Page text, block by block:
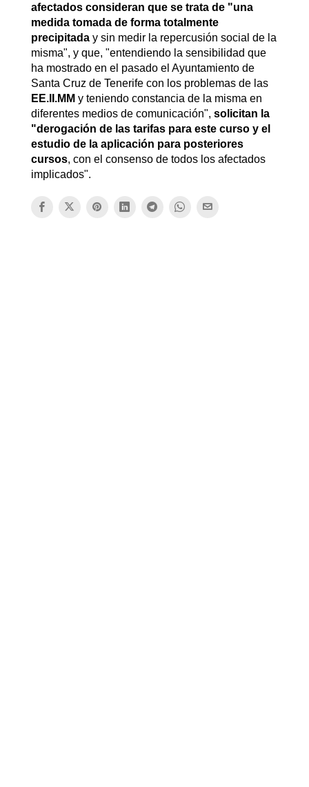
afectados consideran que se trata de "una
medida tomada de forma totalmente
precipitada y sin medir la repercusión social de la
misma", y que, "entendiendo la sensibilidad que
ha mostrado en el pasado el Ayuntamiento de
Santa Cruz de Tenerife con los problemas de las
EE.II.MM y teniendo constancia de la misma en
diferentes medios de comunicación", solicitan la
"derogación de las tarifas para este curso y el
estudio de la aplicación para posteriores
cursos, con el consenso de todos los afectados
implicados".